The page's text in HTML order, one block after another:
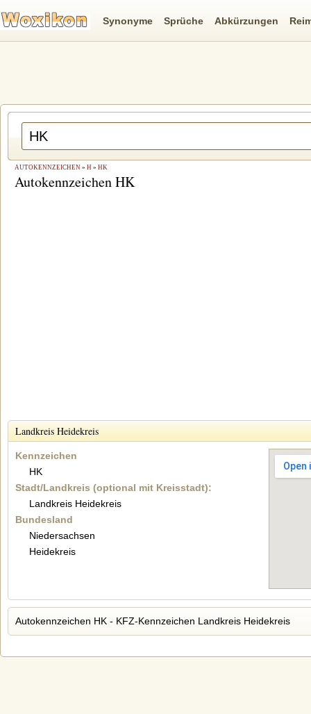
AUTOKENNZEICHEN » H » HK
Autokennzeichen HK
Landkreis Heidekreis
Kennzeichen
HK
Stadt/Landkreis (optional mit Kreisstadt):
Landkreis Heidekreis
Bundesland
Niedersachsen
Heidekreis
Autokennzeichen HK - KFZ-Kennzeichen Landkreis Heidekreis
Synonyme Sprüche Abkürzungen